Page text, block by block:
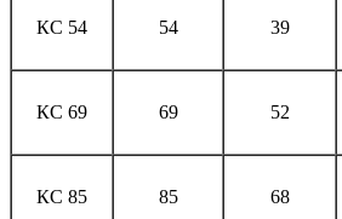
КС 54 54 39
КС 69 69 52
КС 85 85 68